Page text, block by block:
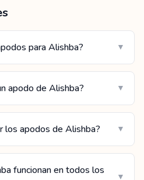
para Alishba? ▼
apodo de Alishba? ▼
los apodos de Alishba? ▼
funcionan en todos los
▼